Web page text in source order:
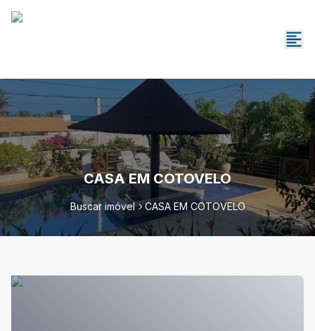
CASA EM COTOVELO
Buscar imóvel CASA EM COTOVELO